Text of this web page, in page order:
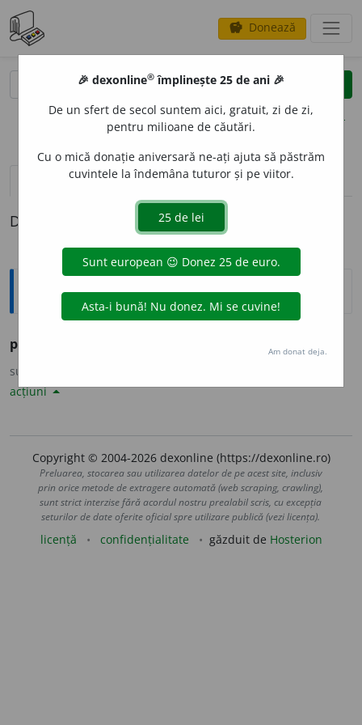
savings Donează
clear
opțiuni
definiții (1) pronunțievolume_up (4)
Definiția cu ID-ul 1018508:
Sinonime
pis
sursa:
acțiuni
Copyright © 2004-2026 dexonline (https://dexonline.ro)
Preluarea, stocarea sau utilizarea datelor de pe acest site, inclusiv
prin orice metode de extragere automată (web scraping, crawling),
sunt strict interzise fără acordul nostru prealabil scris, cu excepția
seturilor de date oferite oficial spre utilizare publică (vezi licența).
licență confidențialitate găzduit de Hosterion
🎉 dexonline® împlinește 25 de ani 🎉
De un sfert de secol suntem aici, gratuit, zi de zi,
pentru milioane de căutări.
Cu o mică donație aniversară ne-ați ajuta să păstrăm
cuvintele la îndemâna tuturor și pe viitor.
Am donat deja.